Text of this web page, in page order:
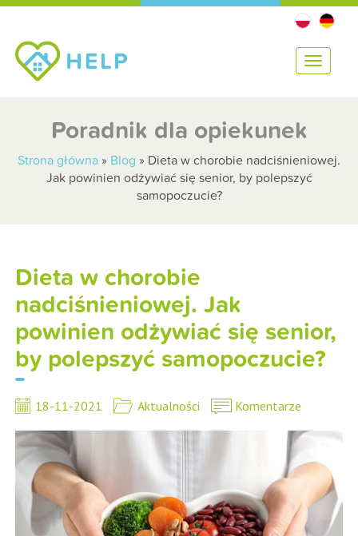
T
n
a
n
Poradnik dla opiekunek
Strona główna » Blog » Dieta w chorobie nadciśnieniowej.
Jak powinien odżywiać się senior, by polepszyć
samopoczucie?
Dieta w chorobie
nadciśnieniowej. Jak
powinien odżywiać się senior,
by polepszyć samopoczucie?
18-11-2021 Aktualności Komentarze